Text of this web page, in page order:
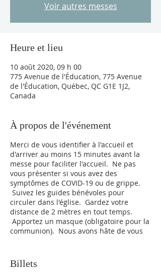
Voir autres messes
Heure et lieu
10 août 2020, 09 h 00
775 Avenue de l'Éducation, 775 Avenue
de l'Éducation, Québec, QC G1E 1J2,
Canada
À propos de l'événement
Merci de vous identifier à l'accueil et
d'arriver au moins 15 minutes avant la
messe pour faciliter l'accueil. Ne pas
vous présenter si vous avez des
symptômes de COVID-19 ou de grippe.
Suivez les guides bénévoles pour
circuler dans l'église. Gardez votre
distance de 2 mètres en tout temps.
Apportez un masque (obligatoire pour la
communion). Nous avons hâte de vous
retrouver.
Billets